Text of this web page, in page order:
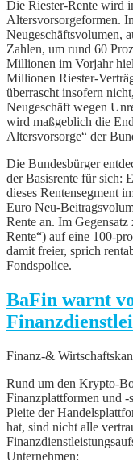
Die Riester-Rente wird
Altersvorsorgeformen.
Neugeschäftsvolumen,
Zahlen, um rund 60
Millionen im Vorjahr
Millionen Riester-
überrascht insofern
Neugeschäft wegen
wird maßgeblich die
Altersvorsorge“ der
Die Bundesbürger
der Basisrente für sich:
dieses Rentensegment
Euro Neu-
Rente an. Im
Rente“) auf eine 100-
damit freier, sprich
Fondspolice.
BaFin warnt
Finanz-&
Rund um den Krypto-
Finanzplattformen und -
Pleite der
hat, sind nicht alle
Unternehmen: